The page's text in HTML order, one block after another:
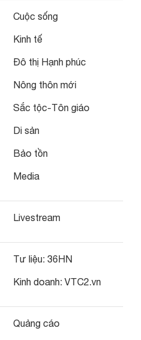
Cuộc sống
Kinh tế
Đô thị Hạnh phúc
Nông thôn mới
Sắc tộc-Tôn giáo
Di sản
Bảo tồn
Media
Livestream
Tư liệu: 36HN
Kinh doanh: VTC2.vn
Quảng cáo